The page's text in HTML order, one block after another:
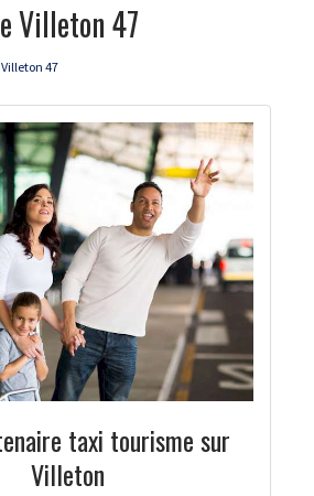
Villeton 47
47
taxi tourisme sur
Villeton